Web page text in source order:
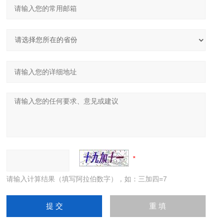
请输入计算结果（填写阿拉伯数字），如：三加四=7